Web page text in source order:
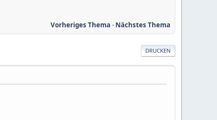
Vorheriges Thema - Nächstes Thema
DRUCKEN